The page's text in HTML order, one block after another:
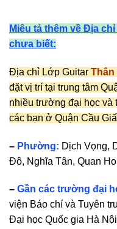
Miêu tả thêm về Địa
chưa biết:
Địa chỉ Lớp Guitar Thân
đặt vị trí tại trung tâm
nhiều trường đại học và
các bạn ở Quận Cầu
– Phường: Dịch Vọng,
Đô, Nghĩa Tân, Quan
– Gần các trường đại
viện Báo chí và Tuyên
Đại học Quốc gia Hà